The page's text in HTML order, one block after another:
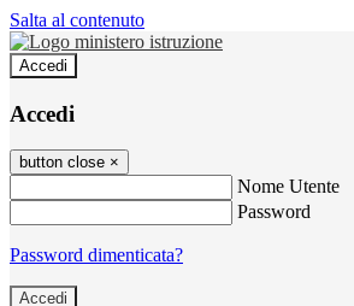
Salta al contenuto
Accedi
Accedi
button close ×
Nome Utente
Password
Password dimenticata?